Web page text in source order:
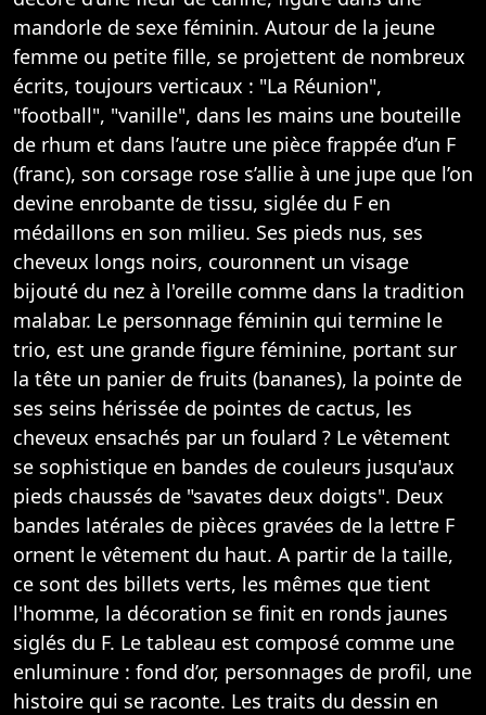
mandorle de sexe féminin. Autour de la jeune
femme ou petite fille, se projettent de nombreux
écrits, toujours verticaux : "La Réunion",
"football", "vanille", dans les mains une bouteille
de rhum et dans l’autre une pièce frappée d’un F
(franc), son corsage rose s’allie à une jupe que l’on
devine enrobante de tissu, siglée du F en
médaillons en son milieu. Ses pieds nus, ses
cheveux longs noirs, couronnent un visage
bijouté du nez à l'oreille comme dans la tradition
malabar. Le personnage féminin qui termine le
trio, est une grande figure féminine, portant sur
la tête un panier de fruits (bananes), la pointe de
ses seins hérissée de pointes de cactus, les
cheveux ensachés par un foulard ? Le vêtement
se sophistique en bandes de couleurs jusqu'aux
pieds chaussés de "savates deux doigts". Deux
bandes latérales de pièces gravées de la lettre F
ornent le vêtement du haut. A partir de la taille,
ce sont des billets verts, les mêmes que tient
l'homme, la décoration se finit en ronds jaunes
siglés du F. Le tableau est composé comme une
enluminure : fond d’or, personnages de profil, une
histoire qui se raconte. Les traits du dessin en